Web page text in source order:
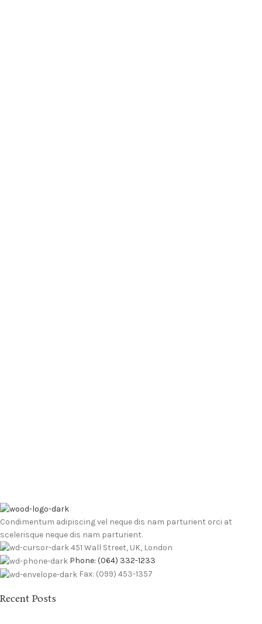
Condimentum adipiscing vel neque dis nam parturient orci at
scelerisque neque dis nam parturient.
451 Wall Street, UK, London
Phone: (064) 332-1233
Fax: (099) 453-1357
Recent Posts